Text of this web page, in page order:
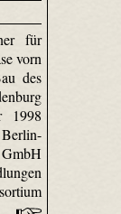
für
vorn
des
1998